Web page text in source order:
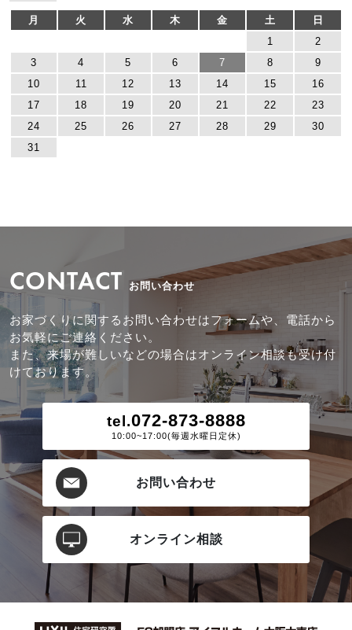
月 火 水 木 金 土
日
1
2
3
4 5 6 7 8
9
10
11 12 13 14 15
16
17
18 19 20 21 22
23
24
25 26 27 28 29
30
31
CONTACT お問い合わせ
お家づくりに関するお問い合わせはフォームや、電話から
お気軽にご連絡ください。
また、来場が難しいなどの場合はオンライン相談も受け付
けております。
tel.072-873-8888
10:00~17:00(毎週水曜日定休)
お問い合わせ
オンライン相談